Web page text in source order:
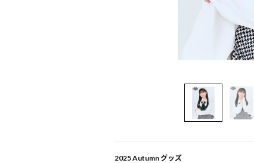
2025 Autumn グッズ